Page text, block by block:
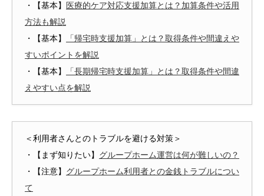
・【基本】
医療的ケア対応支援加算とは？加算条件や活用
方法も解説
・【基本】
「帰宅時支援加算」とは？取得条件や間違えや
すいポイントを解説
・【基本】
「長期帰宅時支援加算」とは？取得条件や間違
えやすい点を解説
＜利用者さんとのトラブルを避ける対策＞
・【まず知りたい】 グループホーム運営は何が難しいの？
・【注意】 グループホーム利用者との金銭トラブルについ
て